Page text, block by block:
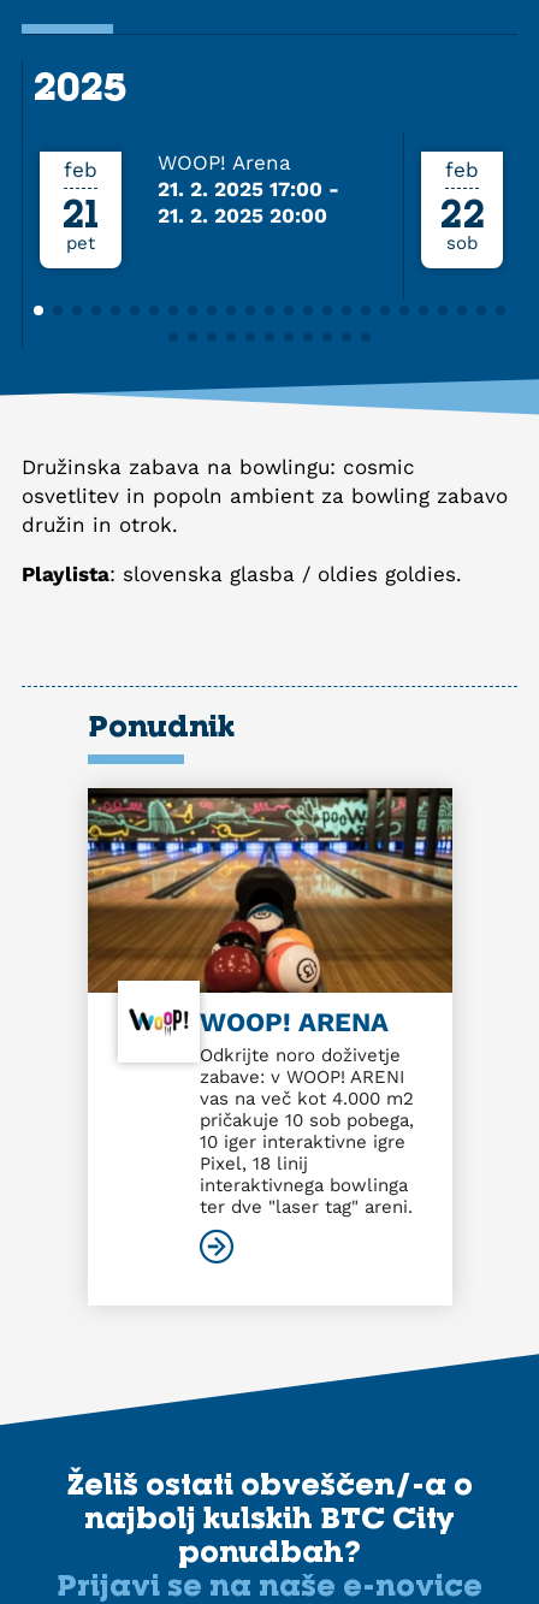
2025
2025
feb
21
pet
WOOP! Arena
21. 2. 2025 17:00 -
21. 2. 2025 20:00
feb
22
sob
Družinska zabava na bowlingu: cosmic
osvetlitev in popoln ambient za bowling zabavo
družin in otrok.
Playlista: slovenska glasba / oldies goldies.
Ponudnik
WOOP! ARENA
Odkrijte noro doživetje
zabave: v WOOP! ARENI
vas na več kot 4.000 m2
pričakuje 10 sob pobega,
10 iger interaktivne igre
Pixel, 18 linij
interaktivnega bowlinga
ter dve "laser tag" areni.
Želiš ostati obveščen/-a o
najbolj kulskih BTC City
ponudbah?
Prijavi se na naše e-novice